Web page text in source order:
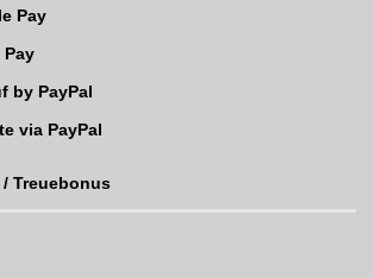
Pay
Pay
by PayPal
via PayPal
Treuebonus